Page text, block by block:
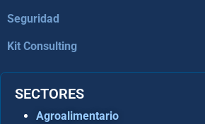
Seguridad
Kit Consulting
SECTORES
Agroalimentario